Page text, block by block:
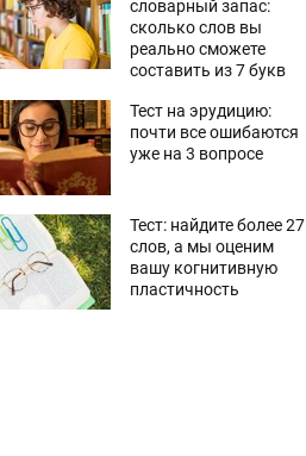
словарный запас:
сколько слов вы
реально сможете
составить из 7 букв
Тест на эрудицию:
почти все ошибаются
уже на 3 вопросе
Тест: найдите более 27
слов, а мы оценим
вашу когнитивную
пластичность